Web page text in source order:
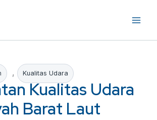
, Kualitas Udara
Kualitas Udara
Barat Laut